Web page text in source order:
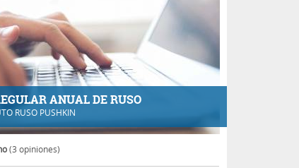
ANUAL DE RUSO
RUSO PUSHKIN
(3 opiniones)